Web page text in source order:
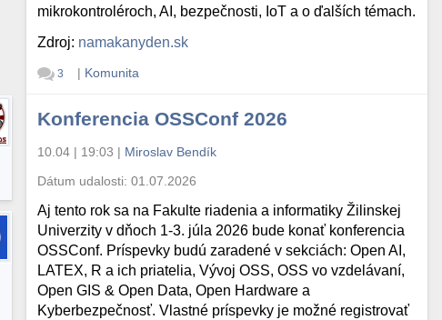
mikrokontroléroch, AI, bezpečnosti, IoT a o ďalších témach.
Zdroj: namakanyden.sk
3 | Komunita
Konferencia OSSConf 2026
10.04 | 19:03 | Miroslav Bendík
Dátum udalosti:01.07.2026
Aj tento rok sa na Fakulte riadenia a informatiky Žilinskej
Univerzity v dňoch 1-3. júla 2026 bude konať konferencia
OSSConf. Príspevky budú zaradené v sekciách: Open AI,
LATEX, R a ich priatelia, Vývoj OSS, OSS vo vzdelávaní,
Open GIS & Open Data, Open Hardware a
Kyberbezpečnosť. Vlastné príspevky je možné registrovať